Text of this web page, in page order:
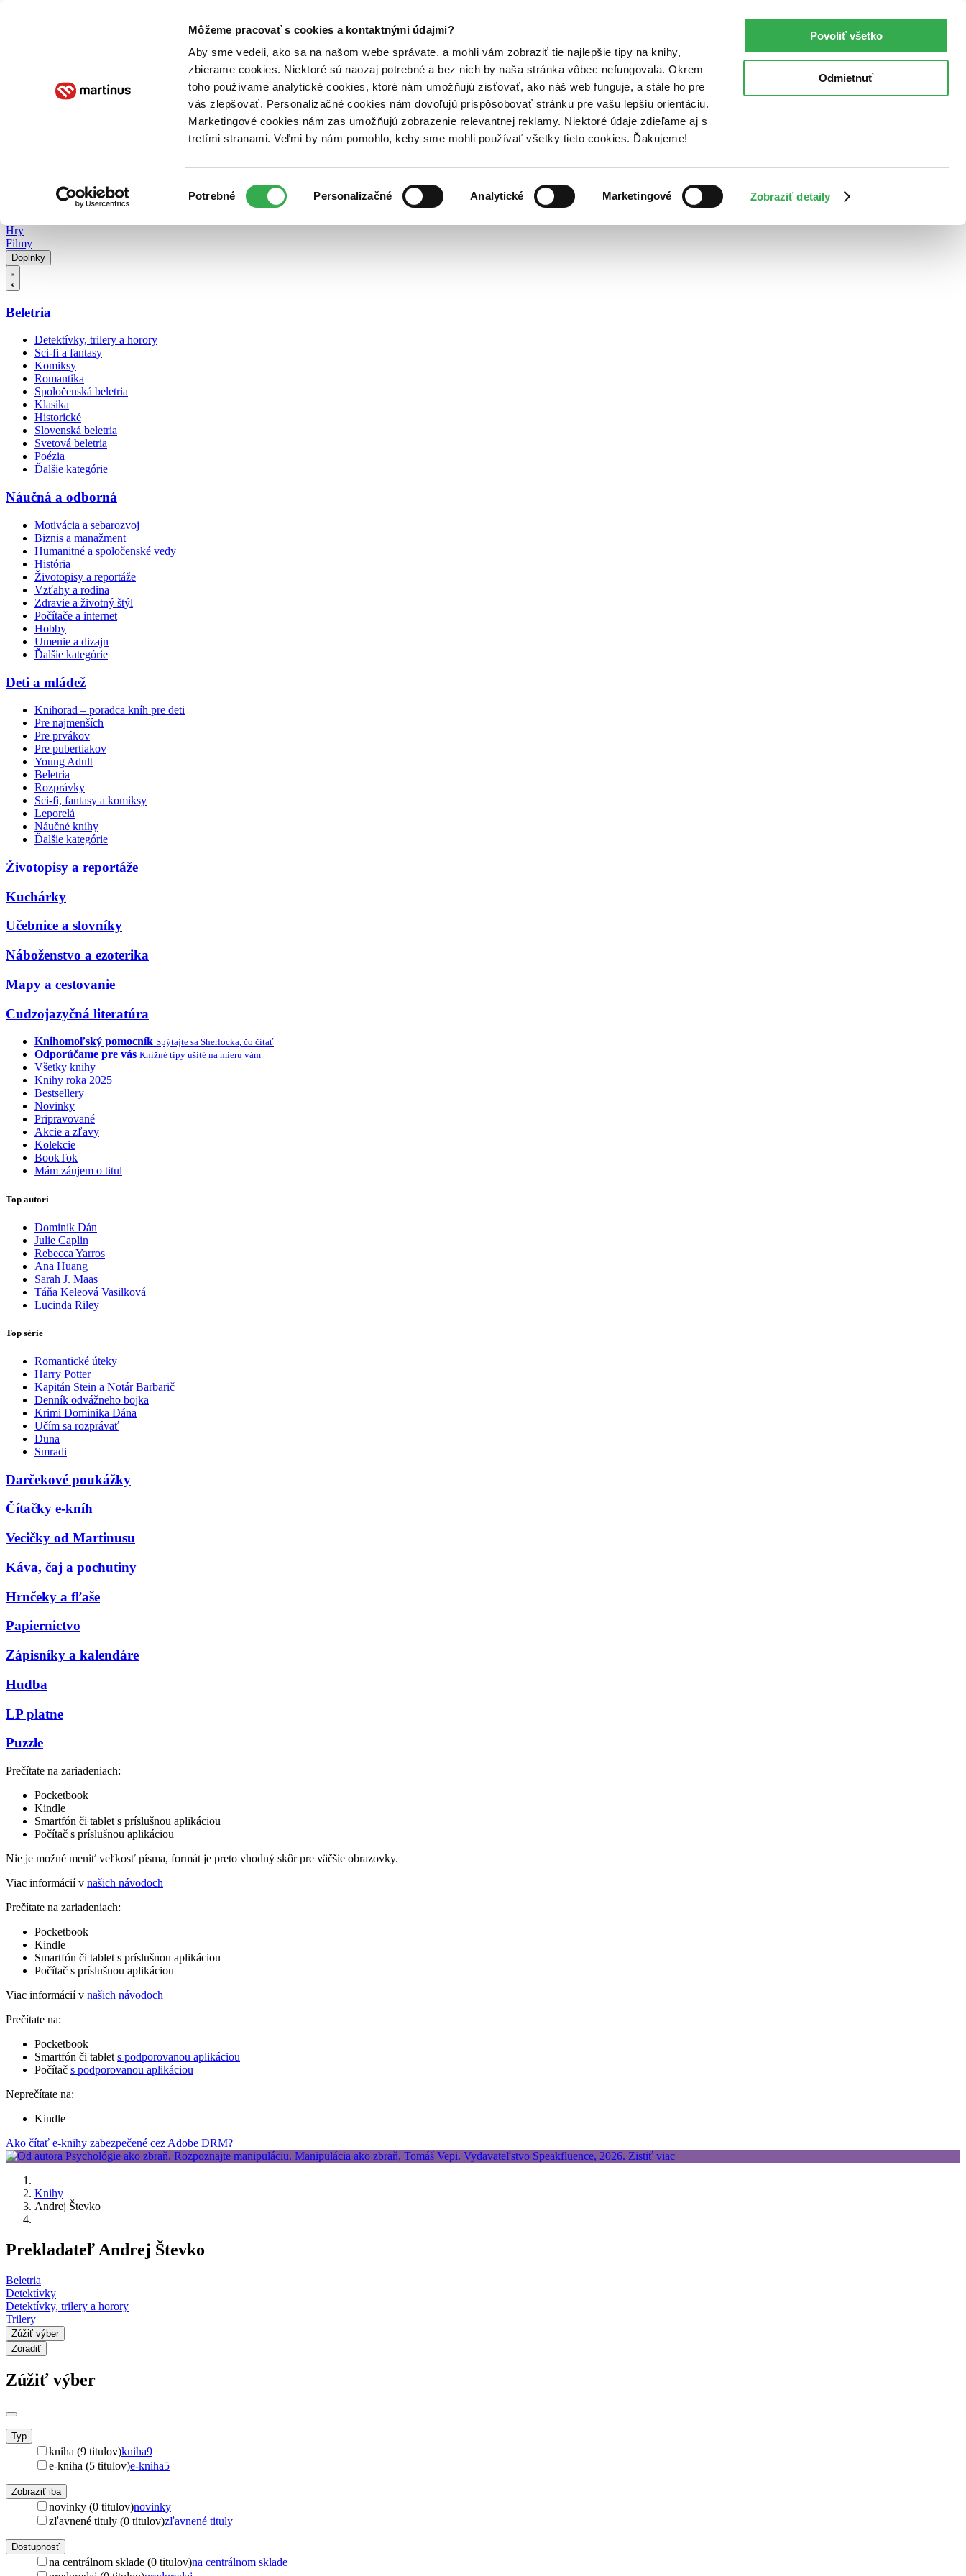
Môžeme pracovať s cookies a kontaktnými údajmi?
Aby sme vedeli, ako sa na našom webe správate, a mohli vám zobraziť tie najlepšie tipy na knihy,
zbierame cookies. Niektoré sú naozaj potrebné a bez nich by naša stránka vôbec nefungovala. Okrem
toho používame analytické cookies, ktoré nám umožňujú zisťovať, ako náš web funguje, a stále ho pre
vás zlepšovať. Personalizačné cookies nám dovoľujú prispôsobovať stránku pre vašu lepšiu orientáciu.
Marketingové cookies nám zas umožňujú zobrazenie relevantnej reklamy. Niektoré údaje zdieľame aj s
tretími stranami. Veľmi by nám pomohlo, keby sme mohli používať všetky tieto cookies. Ďakujeme!
súhlasu
Potrebné Personalizačné Analytické Marketingové Zobraziť detaily
Povoliť všetko
Odmietnuť
Poukážky Kontakt
Hry
Filmy
Doplnky
Beletria
Detektívky, trilery a horory
Sci-fi a fantasy
Komiksy
Romantika
Spoločenská beletria
Klasika
Historické
Slovenská beletria
Svetová beletria
Poézia
Ďalšie kategórie
Náučná a odborná
Motivácia a sebarozvoj
Biznis a manažment
Humanitné a spoločenské vedy
História
Životopisy a reportáže
Vzťahy a rodina
Zdravie a životný štýl
Počítače a internet
Hobby
Umenie a dizajn
Ďalšie kategórie
Deti a mládež
Knihorad – poradca kníh pre deti
Pre najmenších
Pre prvákov
Pre pubertiakov
Young Adult
Beletria
Rozprávky
Sci-fi, fantasy a komiksy
Leporelá
Náučné knihy
Ďalšie kategórie
Životopisy a reportáže
Kuchárky
Učebnice a slovníky
Náboženstvo a ezoterika
Mapy a cestovanie
Cudzojazyčná literatúra
Knihomoľský pomocník Spýtajte sa Sherlocka, čo čítať
Odporúčame pre vás Knižné tipy ušité na mieru vám
Všetky knihy
Knihy roka 2025
Bestsellery
Novinky
Pripravované
Akcie a zľavy
Kolekcie
BookTok
Mám záujem o titul
Top autori
Dominik Dán
Julie Caplin
Rebecca Yarros
Ana Huang
Sarah J. Maas
Táňa Keleová Vasilková
Lucinda Riley
Top série
Romantické úteky
Harry Potter
Kapitán Stein a Notár Barbarič
Denník odvážneho bojka
Krimi Dominika Dána
Učím sa rozprávať
Duna
Smradi
Darčekové poukážky
Čítačky e-kníh
Vecičky od Martinusu
Káva, čaj a pochutiny
Hrnčeky a fľaše
Papiernictvo
Zápisníky a kalendáre
Hudba
LP platne
Puzzle
Prečítate na zariadeniach:
Pocketbook
Kindle
Smartfón či tablet s príslušnou aplikáciou
Počítač s príslušnou aplikáciou
Nie je možné meniť veľkosť písma, formát je preto vhodný skôr pre väčšie obrazovky.
Viac informácií v našich návodoch
Prečítate na zariadeniach:
Pocketbook
Kindle
Smartfón či tablet s príslušnou aplikáciou
Počítač s príslušnou aplikáciou
Viac informácií v našich návodoch
Prečítate na:
Pocketbook
Smartfón či tablet s podporovanou aplikáciou
Počítač s podporovanou aplikáciou
Neprečítate na:
Kindle
Ako čítať e-knihy zabezpečené cez Adobe DRM?
Knihy
Andrej Števko
Prekladateľ Andrej Števko
Beletria
Detektívky
Detektívky, trilery a horory
Trilery
Zúžiť výber
Zoradiť
Zúžiť výber
Typ
kniha (9 titulov)kniha9
e-kniha (5 titulov)e-kniha5
Zobraziť iba
novinky (0 titulov)novinky
zľavnené tituly (0 titulov)zľavnené tituly
Dostupnosť
na centrálnom sklade (0 titulov)na centrálnom sklade